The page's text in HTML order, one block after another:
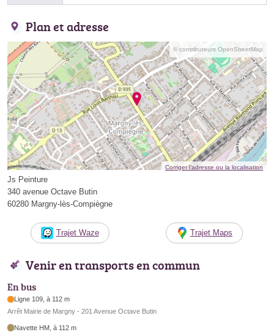
Plan et adresse
© contributeurs OpenStreetMap
Corriger l’adresse ou la localisation
Js Peinture
340 avenue Octave Butin
60280 Margny-lès-Compiègne
Trajet Waze Trajet Maps
Venir en transports en commun
En bus
Ligne 109, à 112 m
Arrêt Mairie de Margny - 201 Avenue Octave Butin
Navette HM, à 112 m